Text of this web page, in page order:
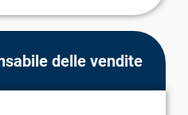
delle vendite